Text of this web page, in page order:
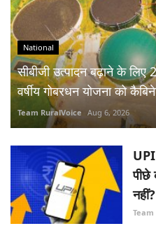
National
सीबीजी उत्पादन बढ़ाने के
वर्षीय गोबरधन योजना को
Team RuralVoice Aug 6, 2026
पीछे
नहीं?
Team